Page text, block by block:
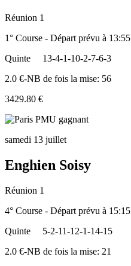
Réunion 1
1° Course - Départ prévu à 13:55
Quinte
13-4-1-10-2-7-6-3
2.0 €-NB de fois la mise: 56
3429.80 €
samedi 13 juillet
Enghien Soisy
Réunion 1
4° Course - Départ prévu à 15:15
Quinte
5-2-11-12-1-14-15
2.0 €-NB de fois la mise: 21